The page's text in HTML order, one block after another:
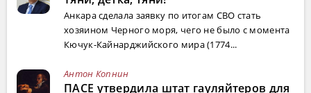
Анкара сделала заявку по итогам СВО стать
хозяином Черного моря, чего не было с момента
Кючук-Кайнарджийского мира (1774...
Антон Копнин
ПАСЕ утвердила штат гауляйтеров для